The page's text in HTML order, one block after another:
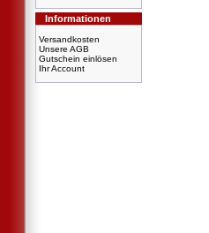
Informationen
Versandkosten
Unsere AGB
Gutschein einlösen
Ihr Account